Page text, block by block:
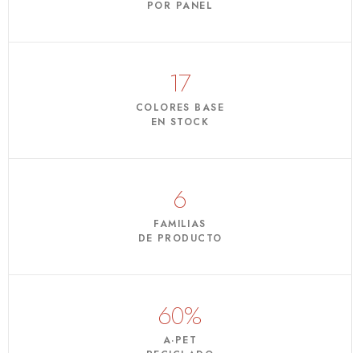
POR PANEL
17
COLORES BASE
EN STOCK
6
FAMILIAS
DE PRODUCTO
60%
A·PET